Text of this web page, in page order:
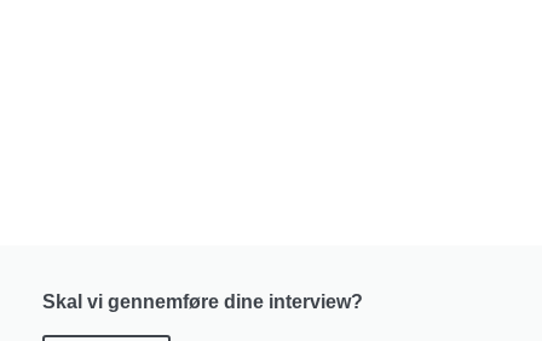
Skal vi gennemføre dine interview?